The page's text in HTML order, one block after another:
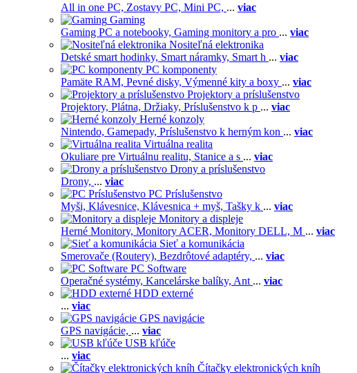
All in one PC, Zostavy PC, Mini PC, ... viac
Gaming
Gaming PC a notebooky, Gaming monitory a pro ... viac
Nositeľná elektronika
Detské smart hodinky, Smart náramky, Smart h ... viac
PC komponenty
Pamäte RAM, Pevné disky, Výmenné kity a boxy ... viac
Projektory a príslušenstvo
Projektory, Plátna, Držiaky, Príslušenstvo k p ... viac
Herné konzoly
Nintendo, Gamepady, Príslušenstvo k herným kon ... viac
Virtuálna realita
Okuliare pre Virtuálnu realitu, Stanice a s ... viac
Drony a príslušenstvo
Drony, ... viac
PC Príslušenstvo
Myši, Klávesnice, Klávesnica + myš, Tašky k ... viac
Monitory a displeje
Herné Monitory, Monitory ACER, Monitory DELL, M ... viac
Sieť a komunikácia
Smerovače (Routery), Bezdrôtové adaptéry, ... viac
PC Software
Operačné systémy, Kancelárske balíky, Ant ... viac
HDD externé
... viac
GPS navigácie
GPS navigácie, ... viac
USB kľúče
... viac
Čítačky elektronických kníh